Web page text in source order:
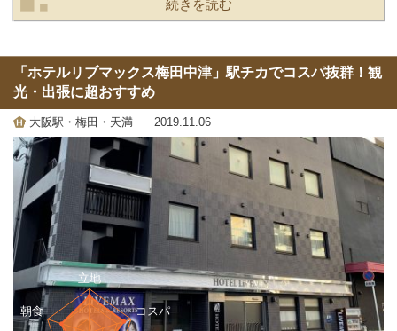
続きを読む
「ホテルリブマックス梅田中津」駅チカでコスパ抜群！観
光・出張に超おすすめ
大阪駅・梅田・天満 2019.11.06